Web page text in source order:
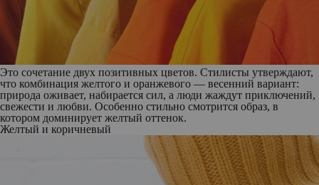
Это сочетание двух позитивных цветов. Стилисты утверждают,
что комбинация желтого и оранжевого — весенний вариант:
природа оживает, набирается сил, а люди жаждут приключений,
свежести и любви. Особенно стильно смотрится образ, в
котором доминирует желтый оттенок.
Желтый и коричневый